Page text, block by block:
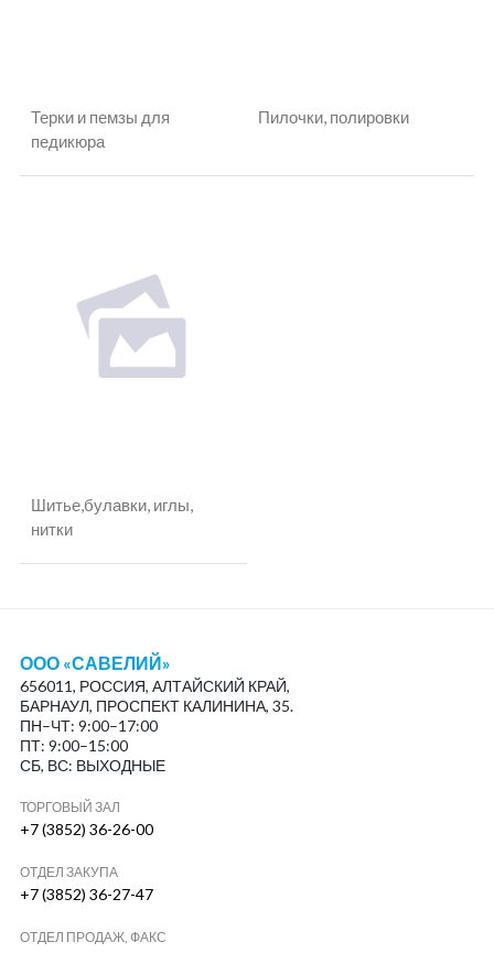
Терки и пемзы для
педикюра
Пилочки, полировки
Шитье,булавки, иглы,
нитки
ООО «САВЕЛИЙ»
656011, РОССИЯ, АЛТАЙСКИЙ КРАЙ,
БАРНАУЛ, ПРОСПЕКТ КАЛИНИНА, 35.
ПН–ЧТ: 9:00–17:00
ПТ: 9:00–15:00
СБ, ВС: ВЫХОДНЫЕ
ТОРГОВЫЙ ЗАЛ
+7 (3852) 36-26-00
ОТДЕЛ ЗАКУПА
+7 (3852) 36-27-47
ОТДЕЛ ПРОДАЖ, ФАКС